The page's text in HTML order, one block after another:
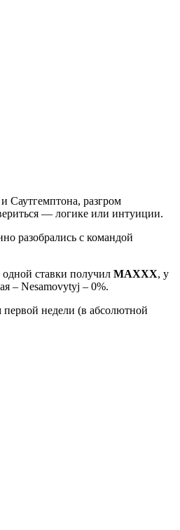
Саутгемптона, разгром
— логике или интуиции.
разобрались с командой
ставки получил MAXXX, у
– Nesamovytyj – 0%.
недели (в абсолютной